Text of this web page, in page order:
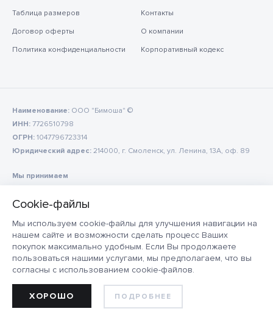
Мы используем cookie-файлы для улучшения навигации на
нашем сайте и возможности сделать процесс Ваших
покупок максимально удобным. Если Вы продолжаете
пользоваться нашими услугами, мы предполагаем, что вы
согласны с использованием cookie-файлов.
ПОДРОБНЕЕ
ХОРОШО
Таблица размеров
Договор оферты
Политика конфиденциальности
Контакты
О компании
Корпоративный кодекс
Наименование: ООО "Бимоша" ©
ИНН: 7726510798
ОГРН: 1047796723314
Юридический адрес: 214000, г. Смоленск, ул. Ленина, 13А, оф. 89
Мы принимаем